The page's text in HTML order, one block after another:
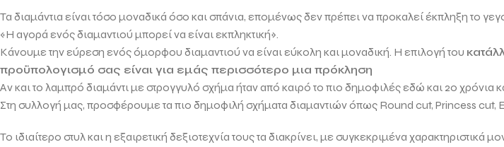
Τα διαμάντια είναι τόσο μοναδικά όσο και σπάνια, επομένως δεν πρέπει να προκαλεί έκπληξη το
«Η αγορά ενός διαμαντιού μπορεί να είναι εκπληκτική».
Κάνουμε την εύρεση ενός όμορφου διαμαντιού να είναι εύκολη και μοναδική. Η επιλογή του
προϋπολογισμό σας είναι για εμάς περισσότερο μια πρόκληση
Αν και το λαμπρό διαμάντι με στρογγυλό σχήμα ήταν από καιρό το πιο δημοφιλές εδώ και 20 χρόνια
Στη συλλογή μας, προσφέρουμε τα πιο δημοφιλή σχήματα διαμαντιών όπως Round cut, Princess cut,
Το ιδιαίτερο στυλ και η εξαιρετική δεξιοτεχνία τους τα διακρίνει, με συγκεκριμένα χαρακτηριστικά